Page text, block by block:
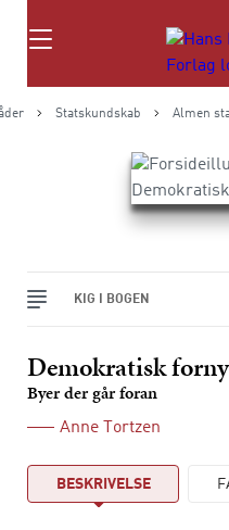
Søg
Statskundskab Almen
KIG I BOGEN
Demokratisk
Byer der går foran
Anne Tortzen
BESKRIVELSE